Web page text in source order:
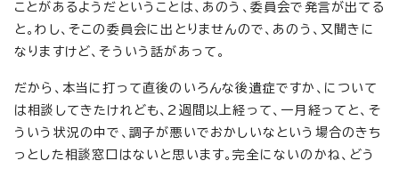
ことがあるようだということは、あのう、委員会で発言が出てる
と。わし、そこの委員会に出とりませんので、あのう、又聞きに
なりますけど、そういう話があって。
だから、本当に打って直後のいろんな後遺症ですか、について
は相談してきたけれども、2週間以上経って、一月経ってと、そ
ういう状況の中で、調子が悪いでおかしいなという場合のきち
っとした相談窓口はないと思います。完全にないのかね、どう